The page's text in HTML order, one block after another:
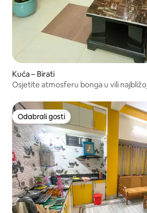
Kuća – Birati
Osjetite atmosferu bonga u vili
Odabrali gosti
Odabrali gosti